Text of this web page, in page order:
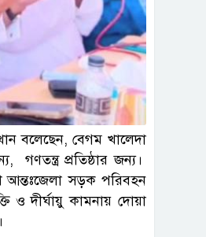
বলেছেন, বেগম খালেদা
গণতন্ত্র প্রতিষ্ঠার জন্য।
আন্তঃজেলা সড়ক পরিবহন
ও দীর্ঘায়ু কামনায় দোয়া